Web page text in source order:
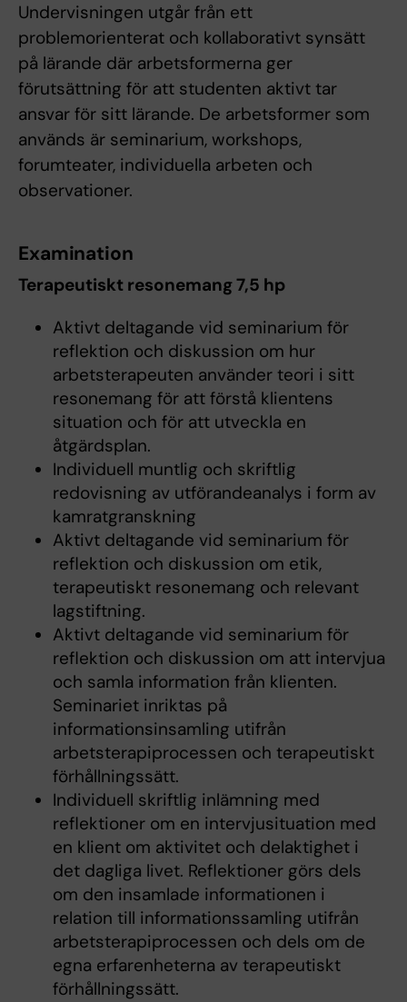
Undervisningen utgår från ett
problemorienterat och kollaborativt synsätt
på lärande där arbetsformerna ger
förutsättning för att studenten aktivt tar
ansvar för sitt lärande. De arbetsformer som
används är seminarium, workshops,
forumteater, individuella arbeten och
observationer.
Examination
Terapeutiskt resonemang 7,5 hp
Aktivt deltagande vid seminarium för
reflektion och diskussion om hur
arbetsterapeuten använder teori i sitt
resonemang för att förstå klientens
situation och för att utveckla en
åtgärdsplan.
Individuell muntlig och skriftlig
redovisning av utförandeanalys i form av
kamratgranskning
Aktivt deltagande vid seminarium för
reflektion och diskussion om etik,
terapeutiskt resonemang och relevant
lagstiftning.
Aktivt deltagande vid seminarium för
reflektion och diskussion om att intervjua
och samla information från klienten.
Seminariet inriktas på
informationsinsamling utifrån
arbetsterapiprocessen och terapeutiskt
förhållningssätt.
Individuell skriftlig inlämning med
reflektioner om en intervjusituation med
en klient om aktivitet och delaktighet i
det dagliga livet. Reflektioner görs dels
om den insamlade informationen i
relation till informationssamling utifrån
arbetsterapiprocessen och dels om de
egna erfarenheterna av terapeutiskt
förhållningssätt.